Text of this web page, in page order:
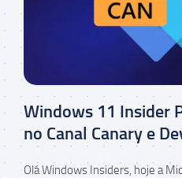
Windows 11 Insider
no Canal Canary e
Olá Windows Insiders, hoje a